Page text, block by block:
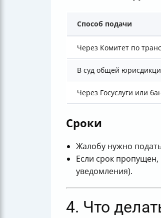
Способ подачи
Через Комитет по
В суд общей
Через Госуслуги или
Сроки
Жалобу нужно
Если срок
уведомления).
4. Что